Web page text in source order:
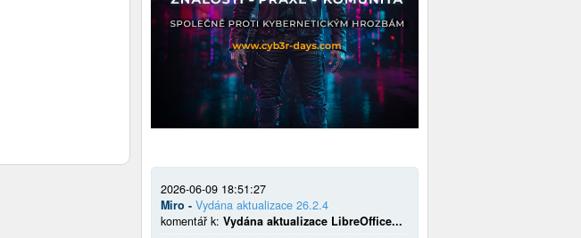
2026-06-09 18:51:27
Miro - Vydána aktualizace 26.2.4
komentář k: Vydána aktualizace LibreOffice...